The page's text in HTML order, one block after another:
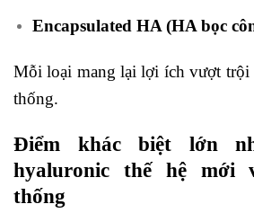
Encapsulated HA (HA bọc
Mỗi loại mang lại lợi ích vượt trội
thống.
Điểm khác biệt lớn
hyaluronic thế hệ mới
thống